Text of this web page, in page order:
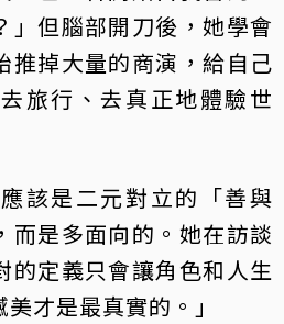
」但腦部開刀後，她學會
推掉大量的商演，給自己
旅行、去真正地體驗世
該是二元對立的「善與
而是多面向的。她在訪談
的定義只會讓角色和人生
才是最真實的。」